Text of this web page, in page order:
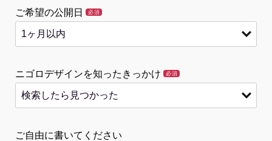
ご希望の公開日 必須
ニゴロデザインを知ったきっかけ 必須
ご自由に書いてください